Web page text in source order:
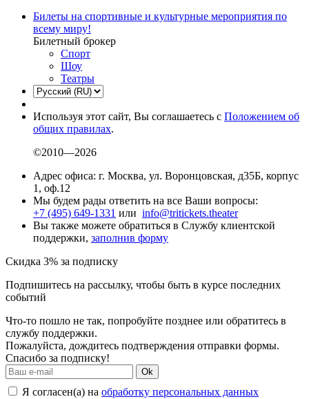
Билеты на спортивные и культурные мероприятия по
всему миру!
Билетный брокер
Спорт
Шоу
Театры
Используя этот сайт, Вы соглашаетесь с Положением об
общих правилах.
©2010—2026
Адрес офиса: г. Москва, ул. Воронцовская, д35Б, корпус
1, оф.12
Мы будем рады ответить на все Ваши вопросы:
+7 (495) 649-1331 или info@tritickets.theater
Вы также можете обратиться в Службу клиентской
поддержки, заполнив форму
Скидка 3% за подписку
Подпишитесь на рассылку, чтобы быть в курсе последних
событий
Что-то пошло не так, попробуйте позднее или обратитесь в
службу поддержки.
Пожалуйста, дождитесь подтверждения отправки формы.
Спасибо за подписку!
Ok
Я согласен(а) на обработку персональных данных